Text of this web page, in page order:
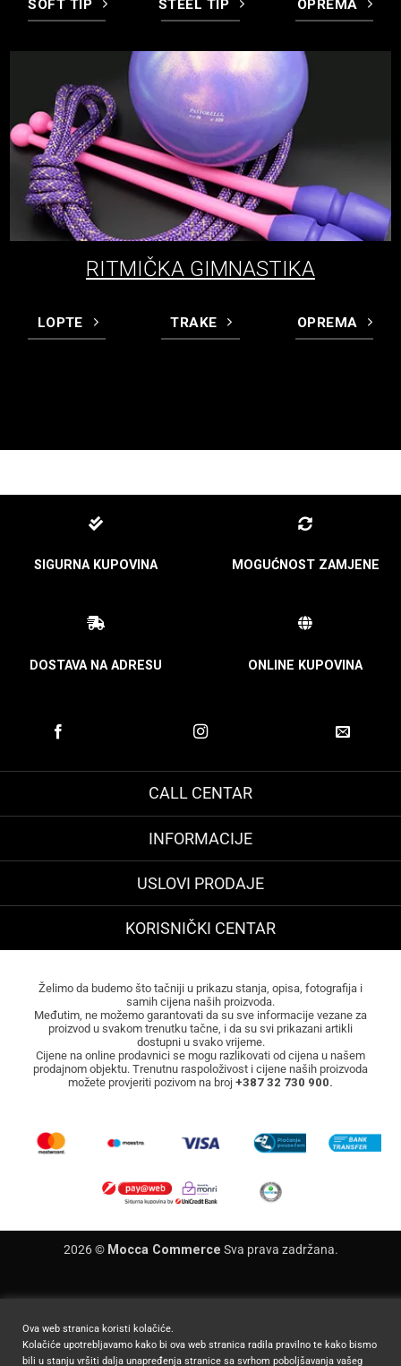
SOFT TIP STEEL TIP OPREMA
RITMIČKA GIMNASTIKA
LOPTE TRAKE OPREMA
SIGURNA KUPOVINA MOGUĆNOST ZAMJENE
DOSTAVA NA ADRESU ONLINE KUPOVINA
CALL CENTAR
INFORMACIJE
USLOVI PRODAJE
KORISNIČKI CENTAR
Želimo da budemo što tačniji u prikazu stanja, opisa, fotografija i
samih cijena naših proizvoda.
Međutim, ne možemo garantovati da su sve informacije vezane za
proizvod u svakom trenutku tačne, i da su svi prikazani artikli
dostupni u svako vrijeme.
Cijene na online prodavnici se mogu razlikovati od cijena u našem
prodajnom objektu. Trenutnu raspoloživost i cijene naših proizvoda
možete provjeriti pozivom na broj +387 32 730 900.
2026 © Mocca Commerce Sva prava zadržana.
Ova web stranica koristi kolačiće.
Kolačiće upotrebljavamo kako bi ova web stranica radila pravilno te kako bismo
bili u stanju vršiti dalja unapređenja stranice sa svrhom poboljšavanja vašeg